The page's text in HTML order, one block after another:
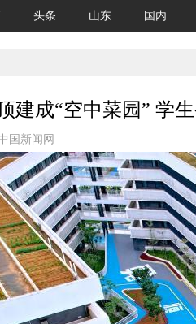
头条 山东 国内
建成“空中菜园” 学
国新闻网